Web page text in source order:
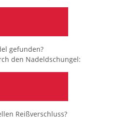
gefunden?
den Nadeldschungel:
Reißverschluss?